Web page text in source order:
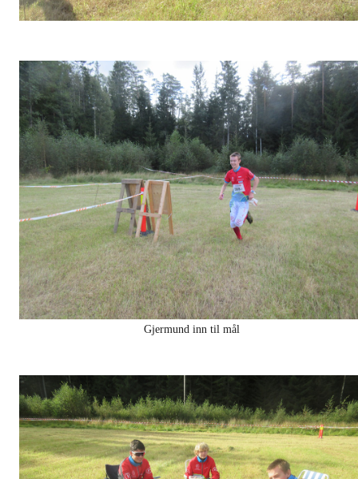
Gjermund inn til mål